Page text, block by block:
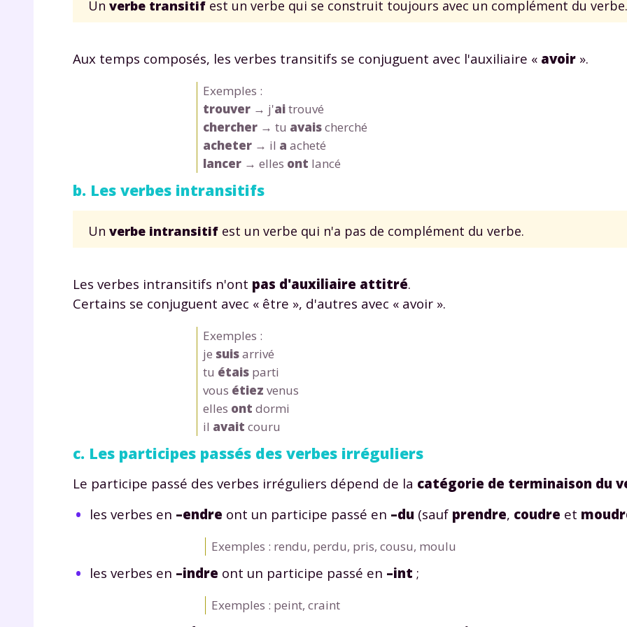
Un verbe transitif est un verbe qui se construit toujours avec un complément du verbe.
Aux temps composés, les verbes transitifs se conjuguent avec l'auxiliaire « avoir ».
Exemples :
trouver → j'aitrouvé
chercher → tu avaischerché
acheter → il a acheté
lancer → elles ont lancé
b. Les verbes intransitifs
Un verbe intransitif est un verbe qui n'a pas de complément du verbe.
Les verbes intransitifs n'ont pas d'auxiliaire attitré.
Certains se conjuguent avec « être », d'autres avec « avoir ».
Exemples :
je suisarrivé
tu étais parti
vous étiez venus
elles ont dormi
il avait couru
c. Les participes passés des verbes irréguliers
Le participe passé des verbes irréguliers dépend de la catégorie de terminaison du
les verbes en –endre ont un participe passé en –du (sauf prendre, coudre et
Exemples : rendu, perdu, pris, cousu, moulu
les verbes en –indre ont un participe passé en –int ;
Exemples : peint, craint
de vos données personnelles et pour exercer vos droits, vous pouvez
notre charte.